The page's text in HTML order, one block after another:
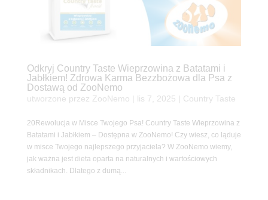
Odkryj Country Taste Wieprzowina z Batatami i
Jabłkiem! Zdrowa Karma Bezzbożowa dla Psa z
Dostawą od ZooNemo
utworzone przez ZooNemo lis 7, 2025 Country Taste
20Rewolucja w Misce Twojego Psa! Country Taste Wieprzowina z
Batatami i Jabłkiem – Dostępna w ZooNemo! Czy wiesz, co ląduje
w misce Twojego najlepszego przyjaciela? W ZooNemo wiemy,
jak ważna jest dieta oparta na naturalnych i wartościowych
składnikach. Dlatego z dumą...